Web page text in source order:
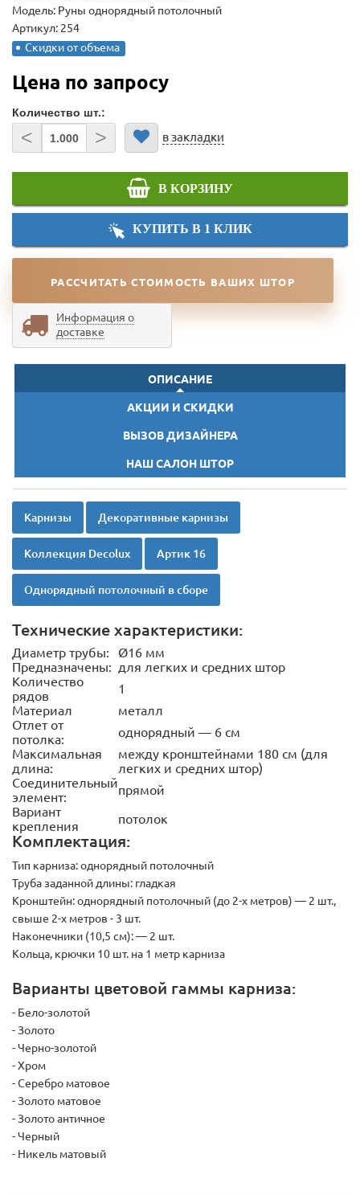
Модель: Руны однорядный потолочный
Артикул: 254
Скидки от объема
Цена по запросу
Количество шт.:
< > в закладки
В КОРЗИНУ
КУПИТЬ В 1 КЛИК
РАССЧИТАТЬ СТОИМОСТЬ ВАШИХ ШТОР
Информация о
доставке
ОПИСАНИЕ
АКЦИИ И СКИДКИ
ВЫЗОВ ДИЗАЙНЕРА
НАШ САЛОН ШТОР
Карнизы Декоративные карнизы
Коллекция Decolux Артик 16
Однорядный потолочный в сборе
Технические характеристики:
Диаметр трубы:
Ø16 мм
Предназначены: для легких и средних штор
Количество
рядов
1
Материал
металл
Отлет от
потолка:
однорядный — 6 см
Максимальная
длина:
между кронштейнами 180 см (для
легких и средних штор)
Соединительный
элемент:
прямой
Вариант
крепления
потолок
Комплектация:
Тип карниза:однорядный потолочный
Труба заданной длины: гладкая
Кронштейн:однорядный потолочный (до 2-х метров) — 2 шт.,
свыше 2-х метров - 3 шт.
Наконечники (10,5 см):— 2 шт.
Кольца, крючки 10 шт. на 1 метр карниза
Варианты цветовой гаммы карниза:
- Бело-золотой
- Золото
- Черно-золотой
- Хром
- Серебро матовое
- Золото матовое
- Золото античное
- Черный
- Никель матовый